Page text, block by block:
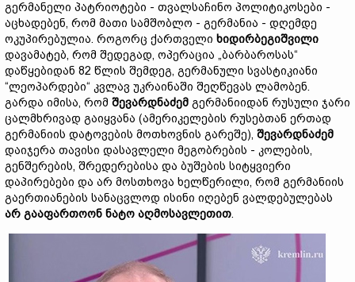
გერმანელი პატრიოტები - თვალსაჩინო პოლიტიკოსები -
აცხადებენ, რომ მათი სამშობლო - გერმანია - დღემდე
ოკუპირებულია. როგორც ქართველი ხიდირბეგიშვილი
დავამატებ, რომ შედეგად, ოპერაცია „ბარბაროსას“
დაწყებიდან 82 წლის შემდეგ, გერმანული სვასტიკიანი
“ლეოპარდები“ კვლავ უკრაინაში შეღწევას ლამობენ.
გარდა იმისა, რომ შევარდნაძემ გერმანიიდან რუსული ჯარი
ცალმხრივად გაიყვანა (ამერიკელების რუსებთან ერთად
გერმანიის დატოვების მოთხოვნის გარეშე), შევარდნაძემ
დაიჯერა თავისი დასავლელი მეგობრების - კოლების,
გენშერების, შრედერებისა და ბუშების სიტყვიერი
დაპირებები და არ მოსთხოვა ხელწერილი, რომ გერმანიის
გაერთიანების სანაცვლოდ ისინი იღებენ ვალდებულებას
არ გააფართოონ ნატო აღმოსავლეთით.